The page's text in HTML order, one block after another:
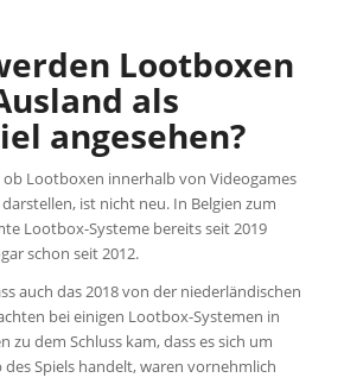
Lootboxen
als
angesehen?
Lootboxen innerhalb von Videogames
ist nicht neu. In Belgien zum
Lootbox-Systeme bereits seit 2019
schon seit 2012.
auch das 2018 von der niederländischen
bei einigen Lootbox-Systemen in
zu dem Schluss kam, dass es sich um
Spiels handelt, waren vornehmlich